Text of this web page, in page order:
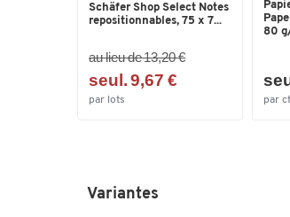
Schäfer Shop Select Notes
repositionnables, 75 x 7...
au lieu de 13,20 €
seul. 9,67 €
par lots
80
par
Variantes